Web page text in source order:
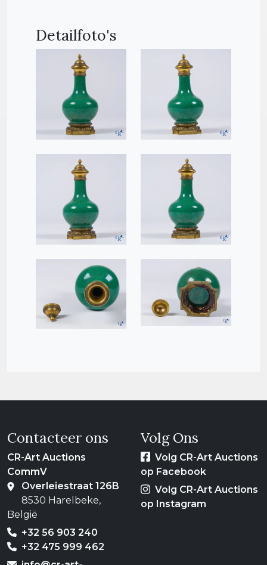
Detailfoto's
Contacteer ons
CR-Art Auctions
CommV
Overleiestraat 126B
8530 Harelbeke,
België
+32 56 903 240
+32 475 999 462
Volg Ons
Volg CR-Art Auctions
op Facebook
Volg CR-Art Auctions
op Instagram